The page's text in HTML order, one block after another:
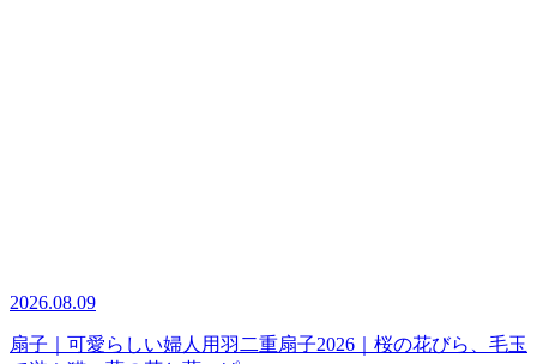
2026.08.09
扇子｜可愛らしい婦人用羽二重扇子2026｜桜の花びら、毛玉